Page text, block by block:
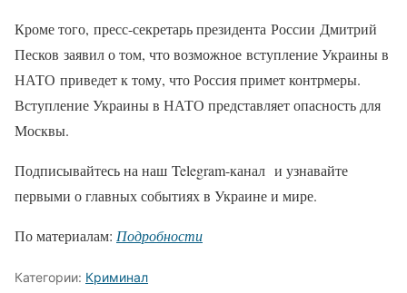
Кроме того, пресс-секретарь президента России Дмитрий
Песков заявил о том, что возможное вступление Украины в
НАТО приведет к тому, что Россия примет контрмеры.
Вступление Украины в НАТО представляет опасность для
Москвы.
Подписывайтесь на наш Telegram-канал и узнавайте
первыми о главных событиях в Украине и мире.
По материалам: Подробности
Категории: Криминал